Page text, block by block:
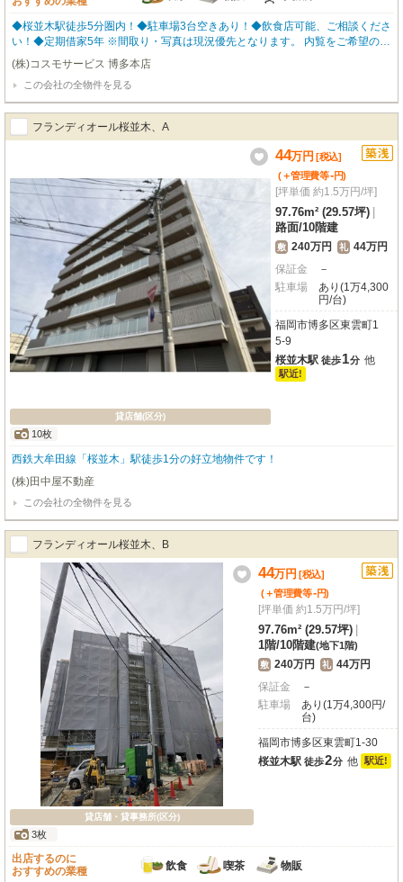
◆桜並木駅徒歩5分圏内！◆駐車場3台空きあり！◆飲食店可能、ご相談くださ
い！◆定期借家5年 ※間取り・写真は現況優先となります。 内覧をご希望の方
はお気軽にお申し付けください！ 福岡の物件全てご紹介出来ます！！何でも
ご相談下さい♪
(株)コスモサービス 博多本店
この会社の全物件を見る
フランディオール桜並木、A
貸店舗(区分)
10枚
44万円 [税込]
(＋管理費等-円)
[坪単価 約1.5万円/坪]
97.76m² (29.57坪)
路面/10階建
敷 240万円 礼 44万円
保証金
－
駐車場
あり(1万4,300
円/台)
福岡市博多区東雲町1
5-9
桜並木駅 徒歩1分 他
駅近!
西鉄大牟田線「桜並木」駅徒歩1分の好立地物件です！
(株)田中屋不動産
この会社の全物件を見る
フランディオール桜並木、B
貸店舗・貸事務所(区分)
3枚
44万円 [税込]
(＋管理費等-円)
[坪単価 約1.5万円/坪]
97.76m² (29.57坪)
1階/10階建(地下1階)
敷 240万円 礼 44万円
保証金
－
駐車場
あり(1万4,300円/
台)
福岡市博多区東雲町1-30
桜並木駅 徒歩2分 他 駅近!
出店するのに
おすすめの業種
飲食 喫茶 物販